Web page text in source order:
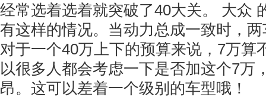
经常选着选着就突破了40大关。 大众
有这样的情况。当动力总成一致时，
对于一个40万上下的预算来说，7万算
以很多人都会考虑一下是否加这个7万
昂。这可以差着一个级别的车型哦！